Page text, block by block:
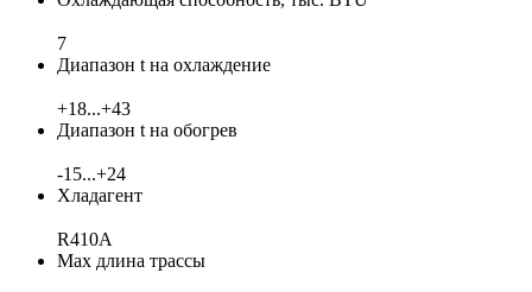
7
Диапазон t на охлаждение
+18...+43
Диапазон t на обогрев
-15...+24
Хладагент
R410A
Max длина трассы